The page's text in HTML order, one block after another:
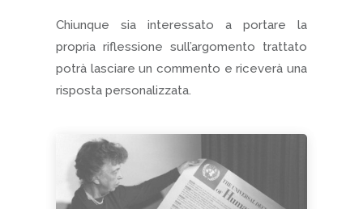
Chiunque sia interessato a portare la
propria riflessione sull’argomento trattato
potrà lasciare un commento e riceverà una
risposta personalizzata.